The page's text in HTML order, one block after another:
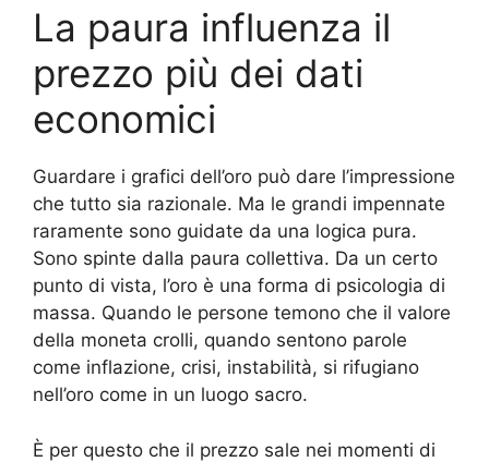
La paura influenza il
prezzo più dei dati
economici
Guardare i grafici dell’oro può dare l’impressione
che tutto sia razionale. Ma le grandi impennate
raramente sono guidate da una logica pura.
Sono spinte dalla paura collettiva. Da un certo
punto di vista, l’oro è una forma di psicologia di
massa. Quando le persone temono che il valore
della moneta crolli, quando sentono parole
come inflazione, crisi, instabilità, si rifugiano
nell’oro come in un luogo sacro.
È per questo che il prezzo sale nei momenti di